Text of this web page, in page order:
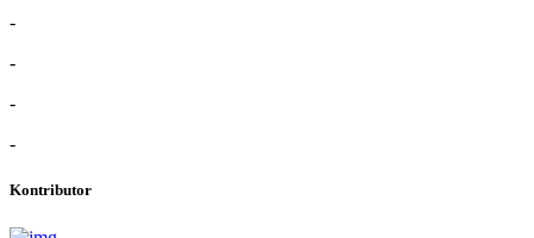
-
-
-
-
Kontributor